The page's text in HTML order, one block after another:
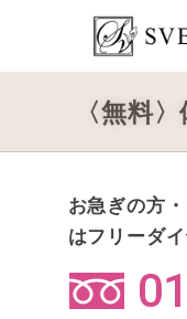
〈無料
お急ぎの方
はフリーダ